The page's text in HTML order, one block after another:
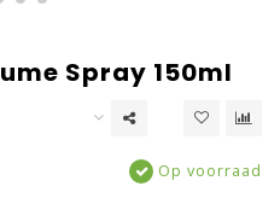
Spray 150ml
Op voorraad